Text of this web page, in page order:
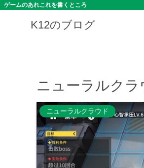
ゲームのあれこれを書くところ
K12のブログ
ニューラルク
ニューラルクラウド